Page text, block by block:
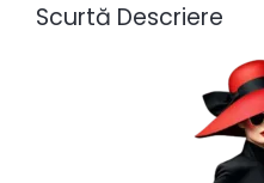
Scurtă Descriere